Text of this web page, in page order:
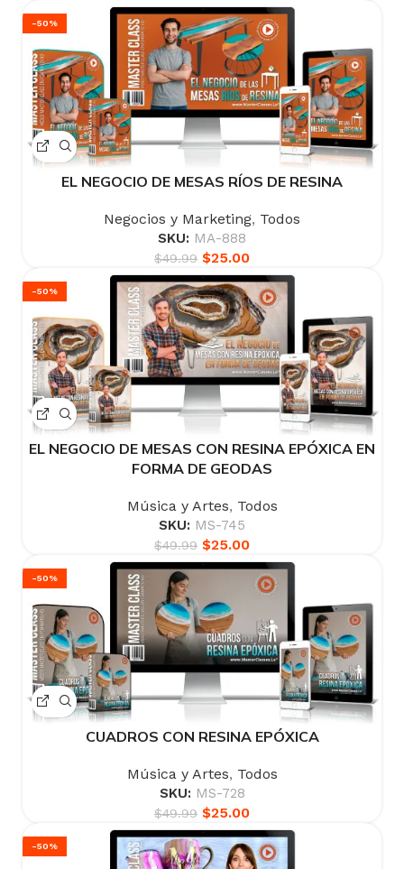
-50%
EL NEGOCIO DE MESAS RÍOS DE RESINA
Negocios y Marketing, Todos
SKU: MA-888
$49.99 $25.00
-50%
EL NEGOCIO DE MESAS CON RESINA EPÓXICA EN
FORMA DE GEODAS
Música y Artes, Todos
SKU: MS-745
$49.99 $25.00
-50%
CUADROS CON RESINA EPÓXICA
Música y Artes, Todos
SKU: MS-728
$49.99 $25.00
-50%